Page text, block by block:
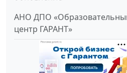
АНО ДПО
центр ГАРАНТ»